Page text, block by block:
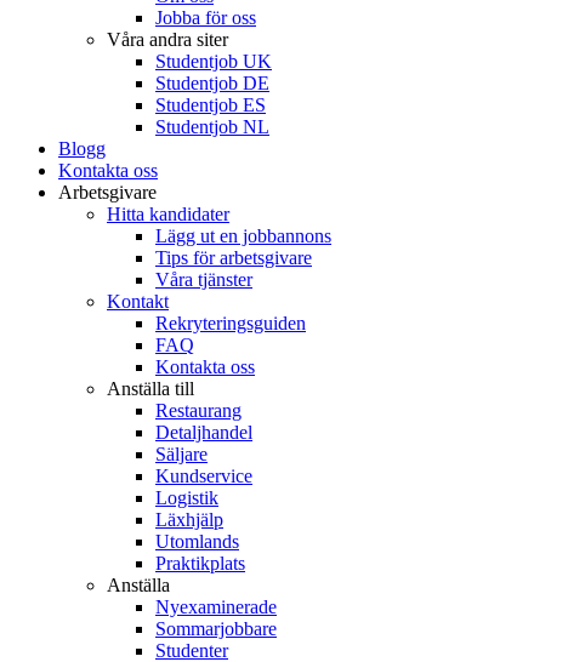
Jobba för oss
Våra andra siter
Studentjob UK
Studentjob DE
Studentjob ES
Studentjob NL
Blogg
Kontakta oss
Arbetsgivare
Hitta kandidater
Lägg ut en jobbannons
Tips för arbetsgivare
Våra tjänster
Kontakt
Rekryteringsguiden
FAQ
Kontakta oss
Anställa till
Restaurang
Detaljhandel
Säljare
Kundservice
Logistik
Läxhjälp
Utomlands
Praktikplats
Anställa
Nyexaminerade
Sommarjobbare
Studenter